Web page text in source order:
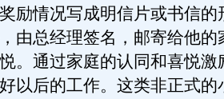
励情况写成明信片或书信的
由总经理签名，邮寄给他的
。通过家庭的认同和喜悦激
以后的工作。这类非正式的